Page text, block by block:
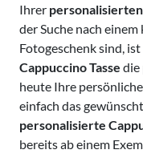
Ihrer personalisierten
der Suche nach
Fotogeschenk sind,
Cappuccino Tasse die
heute Ihre persönliche
einfach das
personalisierte
bereits ab einem